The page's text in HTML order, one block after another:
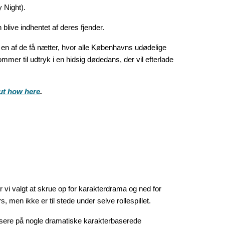
Night).
indhentet af deres fjender.
af de få nætter, hvor alle Københavns udødelige
til udtryk i en hidsig dødedans, der vil efterlade
how here.
valgt at skrue op for karakterdrama og ned for
men ikke er til stede under selve rollespillet.
på nogle dramatiske karakterbaserede